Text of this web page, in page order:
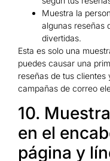
Muestra la
algunas reseñas
divertidas.
Esta es solo una
puedes causar una
reseñas de tus
campañas de correo
10.
en el
página y